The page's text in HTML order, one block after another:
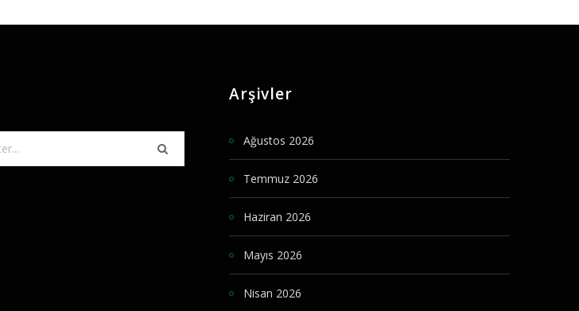
Arşivler
Ağustos 2026
Temmuz 2026
Haziran 2026
Mayıs 2026
Nisan 2026